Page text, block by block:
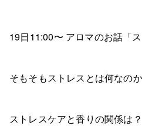
19日11:00〜 アロマのお話「
そもそもストレスとは何なのか
ストレスケアと香りの関係は？